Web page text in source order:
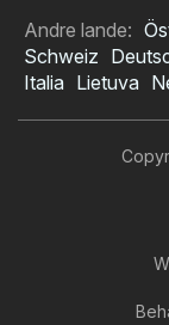
Andre lande:
Schweiz
Italia Lietuva